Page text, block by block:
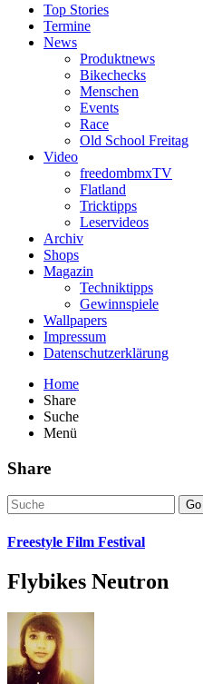
Top Stories
Termine
News
Produktnews
Bikechecks
Menschen
Events
Race
Old School Freitag
Video
freedombmxTV
Flatland
Tricktipps
Leservideos
Archiv
Shops
Magazin
Techniktipps
Gewinnspiele
Wallpapers
Impressum
Datenschutzerklärung
Home
Share
Suche
Menü
Share
Go
Freestyle Film Festival
Flybikes Neutron